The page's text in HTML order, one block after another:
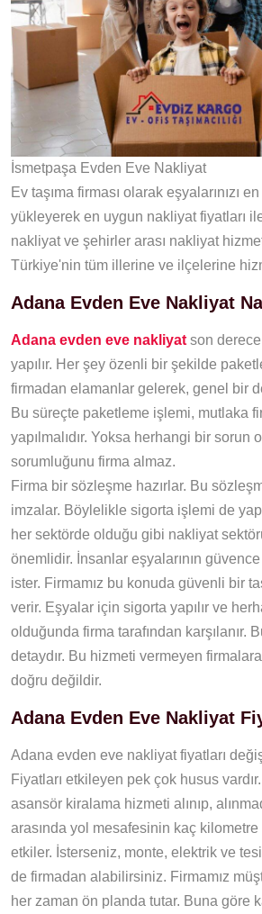
İsmetpaşa Evden Eve Nakliyat
Ev taşıma firması olarak eşyalarınızı
yükleyerek en uygun nakliyat fiyatları
nakliyat ve şehirler arası nakliyat
Türkiye'nin tüm illerine ve ilçelerine
Adana Evden Eve Nakliyat
Adana evden eve nakliyat son
yapılır. Her şey özenli bir şekilde
firmadan elamanlar gelerek, genel bir
Bu süreçte paketleme işlemi, mutlaka
yapılmalıdır. Yoksa herhangi bir sorun
sorumluğunu firma almaz.
Firma bir sözleşme hazırlar. Bu
imzalar. Böylelikle sigorta işlemi de
her sektörde olduğu gibi nakliyat
önemlidir. İnsanlar eşyalarının güvence
ister. Firmamız bu konuda güvenli bir
verir. Eşyalar için sigorta yapılır ve
olduğunda firma tarafından karşılanır.
detaydır. Bu hizmeti vermeyen
doğru değildir.
Adana Evden Eve Nakliyat
Adana evden eve nakliyat fiyatları
Fiyatları etkileyen pek çok husus
asansör kiralama hizmeti alınıp,
arasında yol mesafesinin kaç kilometre
etkiler. İsterseniz, monte, elektrik ve
de firmadan alabilirsiniz. Firmamız
her zaman ön planda tutar. Buna göre